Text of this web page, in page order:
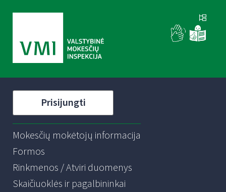
Prisijungti
Mokesčių mokėtojų informacija
Formos
Rinkmenos / Atviri duomenys
Skaičiuoklės ir pagalbininkai